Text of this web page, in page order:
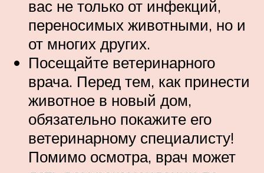
вас не только от инфекций,
переносимых животными, но и
от многих других.
Посещайте ветеринарного
врача. Перед тем, как принести
животное в новый дом,
обязательно покажите его
ветеринарному специалисту!
Помимо осмотра, врач может